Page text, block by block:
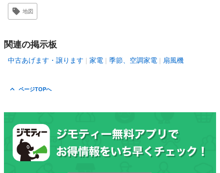
地図
関連の掲示板
中古あげます・譲ります 家電 季節、空調家電 扇風機
ページTOPへ